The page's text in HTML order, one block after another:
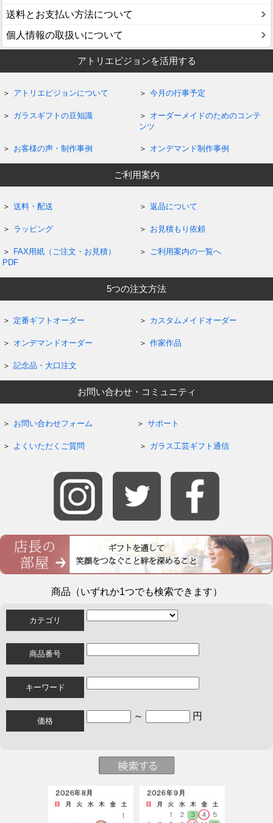
送料とお支払い方法について
個人情報の取扱いについて
アトリエピジョンを活用する
アトリエピジョンについて 今月の行事予定
ガラスギフトの豆知識
オーダーメイドのためのコンテ
ンツ
お客様の声・制作事例 オンデマンド制作事例
ご利用案内
送料・配送 返品について
ラッピング お見積もり依頼
FAX用紙（ご注文・お見積）
PDF
ご利用案内の一覧へ
5つの注文方法
定番ギフトオーダー カスタムメイドオーダー
オンデマンドオーダー 作家作品
記念品・大口注文
お問い合わせ・コミュニティ
お問い合わせフォーム サポート
よくいただくご質問 ガラス工芸ギフト通信
商品（いずれか1つでも検索できます）
カテゴリ
商品番号
キーワード
価格 ～ 円